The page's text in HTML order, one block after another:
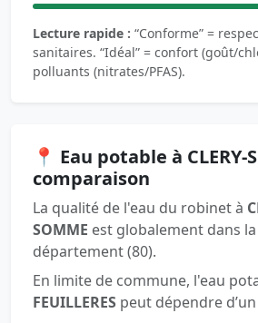
Lecture rapide : “Conforme” =
sanitaires. “Idéal” = confort (goût/
polluants (nitrates/PFAS).
📍 Eau potable à CLERY-
comparaison
La qualité de l'eau du robinet à
SOMME est globalement dans
département (80).
En limite de commune, l'eau
FEUILLERES peut dépendre